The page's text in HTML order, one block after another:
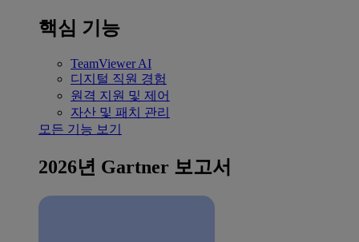
핵심 기능
TeamViewer AI
디지털 직원 경험
원격 지원 및 제어
자산 및 패치 관리
모든 기능 보기
2026년 Gartner 보고서